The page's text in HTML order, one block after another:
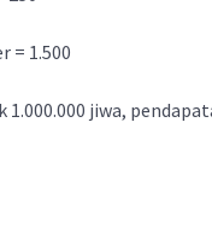
= 1.500
1.000.000 jiwa,